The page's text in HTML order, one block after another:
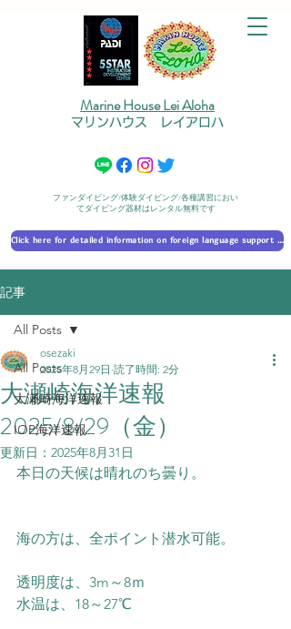
Marine House Lei Aloha
マリンハウス レイアロハ
ファンダイビング/体験ダイビング/各種講習におい
てダイビング器材はレンタル無料です
Click here for detailed information on foreign language support 外国語対応の詳細に​ついて
記事
All Posts
大瀬崎海洋速報
IOP海洋速報
All Posts
大瀬崎海洋速報
2025/8/29（金）
osezaki
2025年8月29日 読了時間: 2分
更新日： 2025年8月31日
本日の天候は晴れのち曇り。
海の方は、全ポイント潜水可能。
透明度は、3m～8ｍ
水温は、18～27℃